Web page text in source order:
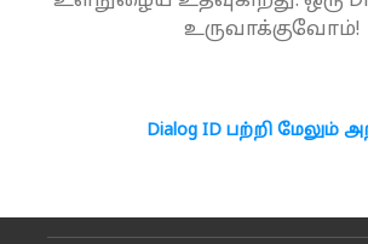
உருவாக்குவோம்!
Dialog ID பற்றி மேலும்